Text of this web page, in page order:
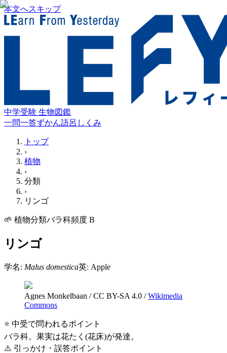
本文へスキップ
中学受験 生物図鑑
一問一答ずかん語呂 しくみ
トップ
›
植物
›
分類
›
リンゴ
🌱 植物分類バラ科頻度 B
リンゴ
学名: Malus domestica英: Apple
Agnes Monkelbaan /CC BY-SA 4.0 / Wikimedia
Commons
⭐ 中受で問われるポイント
バラ科。果実は花たく(花床)が発達。
⚠️ 引っかけ・誤答ポイント